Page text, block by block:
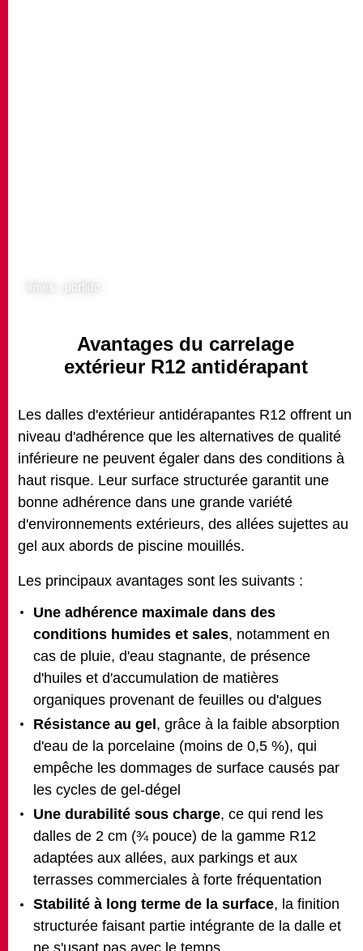
limes - porfido
Avantages du carrelage
extérieur R12 antidérapant
Les dalles d'extérieur antidérapantes R12 offrent un
niveau d'adhérence que les alternatives de qualité
inférieure ne peuvent égaler dans des conditions à
haut risque. Leur surface structurée garantit une
bonne adhérence dans une grande variété
d'environnements extérieurs, des allées sujettes au
gel aux abords de piscine mouillés.
Les principaux avantages sont les suivants :
Une adhérence maximale dans des
conditions humides et sales, notamment en
cas de pluie, d'eau stagnante, de présence
d'huiles et d'accumulation de matières
organiques provenant de feuilles ou d'algues
Résistance au gel , grâce à la faible absorption
d'eau de la porcelaine (moins de 0,5 %), qui
empêche les dommages de surface causés par
les cycles de gel-dégel
Une durabilité sous charge, ce qui rend les
dalles de 2 cm (¾ pouce) de la gamme R12
adaptées aux allées, aux parkings et aux
terrasses commerciales à forte fréquentation
Stabilité à long terme de la surface, la finition
structurée faisant partie intégrante de la dalle et